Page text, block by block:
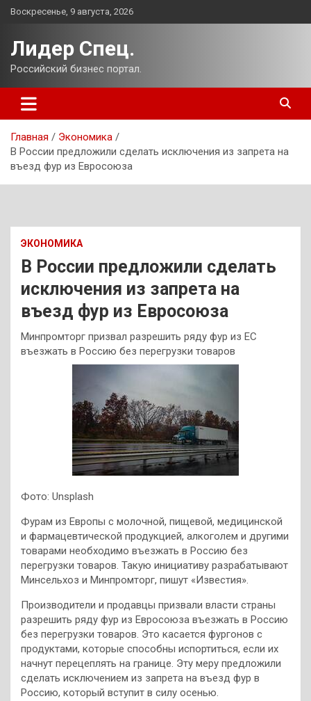
Перейти
Воскресенье, 9 августа, 2026
Лидер Спец.
Российский бизнес портал.
Главная
Экономика
В России предложили сделать исключения из запрета на
въезд фур из Евросоюза
ЭКОНОМИКА
В России предложили сделать
исключения из запрета на
въезд фур из Евросоюза
Минпромторг призвал разрешить ряду фур из ЕС
въезжать в Россию без перегрузки товаров
Фото: Unsplash
Фурам из Европы с молочной, пищевой, медицинской
и фармацевтической продукцией, алкоголем и другими
товарами необходимо въезжать в Россию без
перегрузки товаров. Такую инициативу разрабатывают
Минсельхоз и Минпромторг, пишут «Известия».
Производители и продавцы призвали власти страны
разрешить ряду фур из Евросоюза въезжать в Россию
без перегрузки товаров. Это касается фургонов с
продуктами, которые способны испортиться, если их
начнут перецеплять на границе. Эту меру предложили
сделать исключением из запрета на въезд фур в
Россию, который вступит в силу осенью.